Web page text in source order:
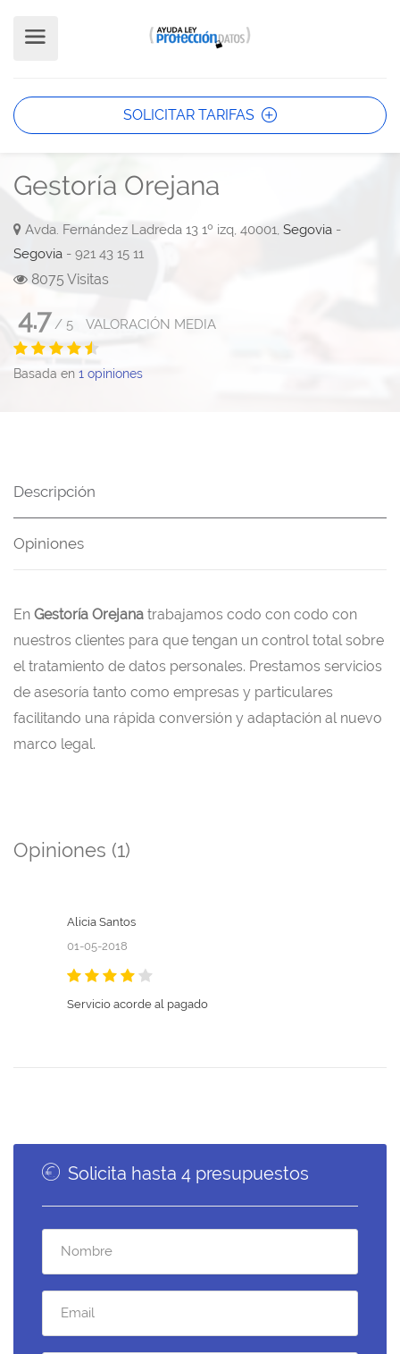
SOLICITAR TARIFAS
Gestoría Orejana
Avda. Fernández Ladreda 13 1º izq, 40001, Segovia -
Segovia - 921 43 15 11
8075 Visitas
4.7 / 5 VALORACIÓN MEDIA
Basada en 1 opiniones
Descripción
Opiniones
En Gestoría Orejana trabajamos codo con codo con
nuestros clientes para que tengan un control total sobre
el tratamiento de datos personales. Prestamos servicios
de asesoría tanto como empresas y particulares
facilitando una rápida conversión y adaptación al nuevo
marco legal.
Opiniones (1)
Alicia Santos
01-05-2018
Servicio acorde al pagado
Solicita hasta 4 presupuestos